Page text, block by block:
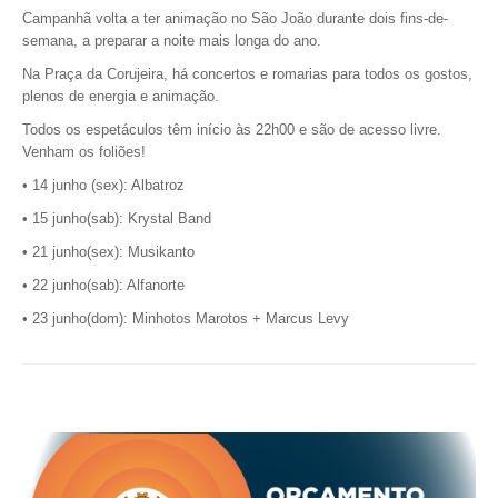
VÍDEOS
AUTARQUIA
CONSTITUIÇÃO
EXECUTIVO E PELOUROS
ASSEMBLEIA DE FREGUESIA
GRAVAÇÕES DAS REUNIÕES PÚBLICAS DO EXECUTIVO
DOCUMENTOS
PLANO E ORÇAMENTO
RELATÓRIO E CONTAS
Campanhã volta a ter animação no São João durante dois fins-de-
semana, a preparar a noite mais longa do ano.
Na Praça da Corujeira, há concertos e romarias para todos os gostos,
plenos de energia e animação.
Todos os espetáculos têm início às 22h00 e são de acesso livre.
Venham os foliões!
• 14 junho (sex): Albatroz
• 15 junho(sab): Krystal Band
• 21 junho(sex): Musikanto
• 22 junho(sab): Alfanorte
• 23 junho(dom): Minhotos Marotos + Marcus Levy